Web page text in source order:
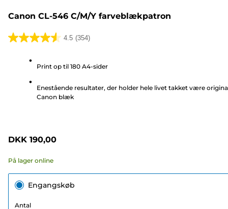
Canon CL-546 C/M/Y farveblækpatron
4.5 (354)
4.5
stjerner.
Print op til 180 A4-sider
Enestående resultater, der holder hele livet takket være
Canon blæk
DKK 190,00
På lager online
Engangskøb
Antal